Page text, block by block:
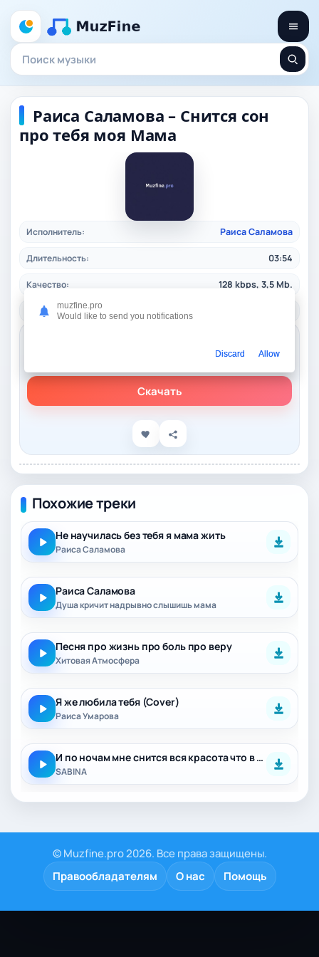
Раиса Саламова – Снится сон
про тебя моя Мама
Исполнитель: Раиса Саламова
Длительность: 03:54
Качество: 128 kbps, 3,5 Mb.
Дата релиза:
Раиса Саламова – Снится сон про тебя моя Мама
Скачать
Похожие треки
Не научилась без тебя я мама жить
Раиса Саламова
Раиса Саламова
Душа кричит надрывно слышишь мама
Песня про жизнь про боль про веру
Хитовая Атмосфера
Я же любила тебя (Cover)
Раиса Умарова
И по ночам мне снится вся красота что в Дагестане
SABINA
© Muzfine.pro 2026. Все права защищены.
Правообладателям
О нас Помощь
muzfine.pro
Would like to send you notifications
Discard Allow